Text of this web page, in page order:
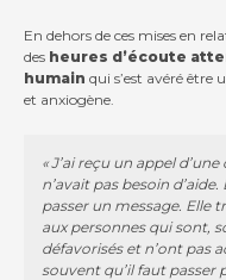
En dehors de ces mises en
des heures d’écoute
humain qui s’est avéré être
et anxiogène.
« J’ai reçu un appel
n’avait pas besoin
passer un message. Elle
aux personnes qui sont,
défavorisés et n’ont pas
souvent qu’il faut passer